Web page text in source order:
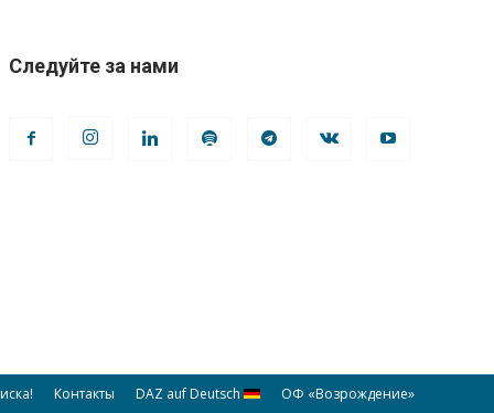
Следуйте за нами
Контакты DAZ auf Deutsch ОФ «Возрождение»